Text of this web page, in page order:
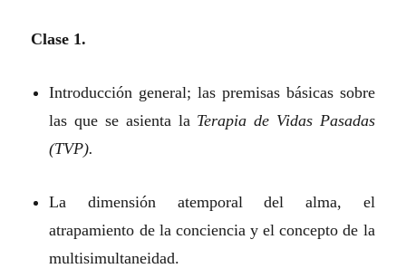
Clase 1.
Introducción general; las premisas básicas sobre
las que se asienta la Terapia de Vidas Pasadas
(TVP).
La dimensión atemporal del alma, el
atrapamiento de la conciencia y el concepto de la
multisimultaneidad.